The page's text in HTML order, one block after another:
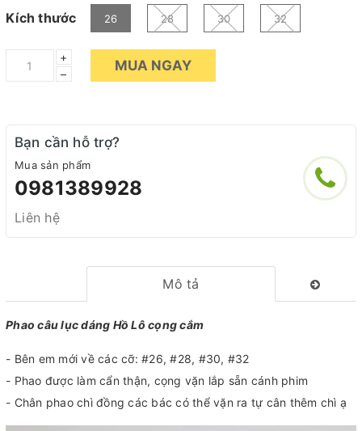
Kích thước 26 28 30 32
+
–
MUA NGAY
Bạn cần hỗ trợ?
Mua sản phẩm
0981389928
Liên hệ
Mô tả
Phao câu lục dáng Hồ Lô cọng cắm
- Bên em mới về các cỡ: #26, #28, #30, #32
- Phao được làm cẩn thận, cọng vặn lắp sẵn cánh phim
- Chân phao chì đồng các bác có thể vặn ra tự cân thêm chì ạ